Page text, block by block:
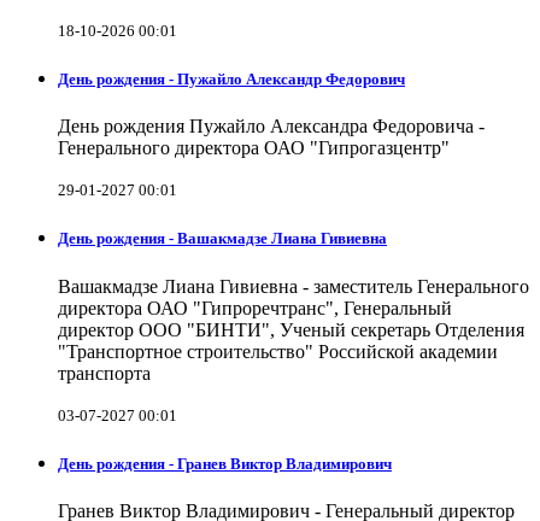
18-10-2026 00:01
День рождения - Пужайло Александр Федорович
День рождения Пужайло Александра Федоровича -
Генерального директора ОАО "Гипрогазцентр"
29-01-2027 00:01
День рождения - Вашакмадзе Лиана Гивиевна
Вашакмадзе Лиана Гивиевна - заместитель Генерального
директора ОАО "Гипроречтранс", Генеральный
директор ООО "БИНТИ", Ученый секретарь Отделения
"Транспортное строительство" Российской академии
транспорта
03-07-2027 00:01
День рождения - Гранев Виктор Владимирович
Гранев Виктор Владимирович - Генеральный директор